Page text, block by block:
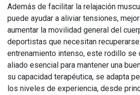
Además de facilitar la relajación
puede ayudar a aliviar tensiones,
aumentar la movilidad general del
deportistas que necesitan
entrenamiento intenso, este rodillo se
aliado esencial para mantener una
su capacidad terapéutica, se adapta
los niveles de experiencia, desde